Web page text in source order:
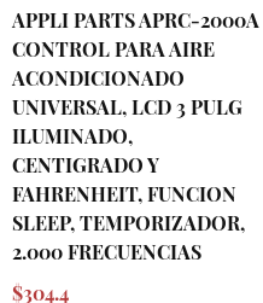
APPLI PARTS APRC-2000A
CONTROL PARA AIRE
ACONDICIONADO
UNIVERSAL, LCD 3 PULG
ILUMINADO,
CENTIGRADO Y
FAHRENHEIT, FUNCION
SLEEP, TEMPORIZADOR,
2.000 FRECUENCIAS
$304.4